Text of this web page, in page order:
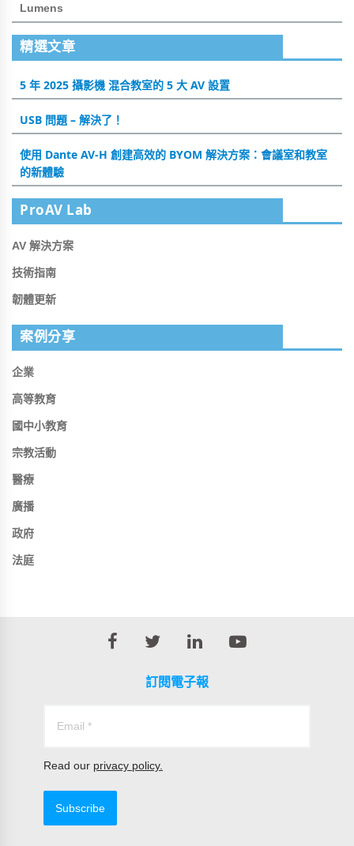
Lumens
精選文章
5 年 2025 攝影機 混合教室的 5 大 AV 設置
USB 問題 – 解決了！
使用 Dante AV-H 創建高效的 BYOM 解決方案：會議室和教室
的新體驗
ProAV Lab
AV 解決方案
技術指南
韌體更新
案例分享
企業
高等教育
國中小教育
宗教活動
醫療
廣播
政府
法庭
訂閱電子報
Read our privacy policy.
Subscribe